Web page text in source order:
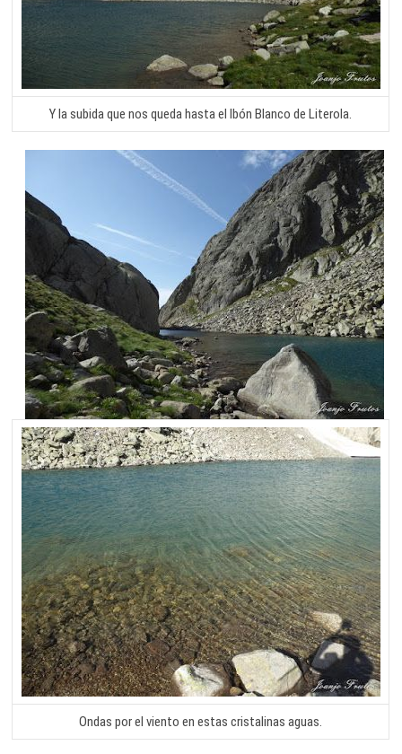
Y la subida que nos queda hasta el Ibón Blanco de Literola.
Ondas por el viento en estas cristalinas aguas.